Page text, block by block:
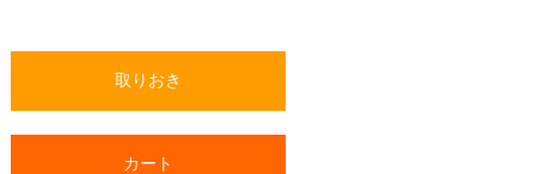
取りおき
カート